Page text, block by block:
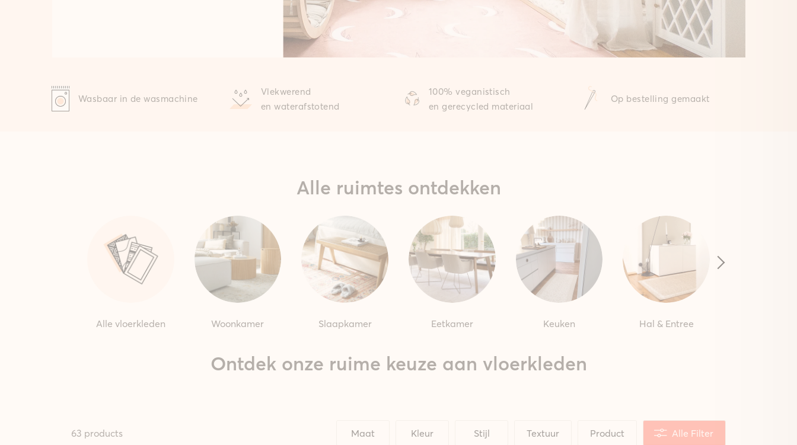
Wasbaar in de wasmachine
Vlekwerend
en waterafstotend
100% veganistisch
en gerecycled materiaal
Op bestelling gemaakt
Alle ruimtes ontdekken
Alle vloerkleden Woonkamer Slaapkamer Eetkamer Keuken Hal & Entree
Ontdek onze ruime keuze aan vloerkleden
63 products Maat Kleur Stijl Textuur Product Alle Filter